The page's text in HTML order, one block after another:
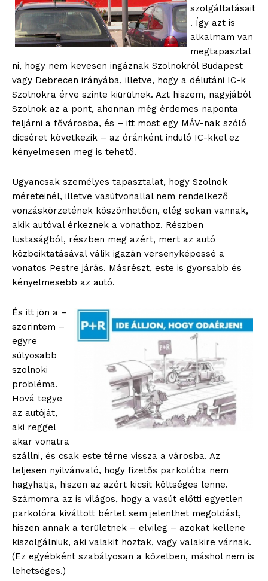
szolgáltatásait
. Így azt is
alkalmam van
megtapasztal
ni, hogy nem kevesen ingáznak Szolnokról Budapest
vagy Debrecen irányába, illetve, hogy a délutáni IC-k
Szolnokra érve szinte kiürülnek. Azt hiszem, nagyjából
Szolnok az a pont, ahonnan még érdemes naponta
feljárni a fővárosba, és – itt most egy MÁV-nak szóló
dicséret következik – az óránként induló IC-kkel ez
kényelmesen meg is tehető.
Ugyancsak személyes tapasztalat, hogy Szolnok
méreteinél, illetve vasútvonallal nem rendelkező
vonzáskörzetének köszönhetően, elég sokan vannak,
akik autóval érkeznek a vonathoz. Részben
lustaságból, részben meg azért, mert az autó
közbeiktatásával válik igazán versenyképessé a
vonatos Pestre járás. Másrészt, este is gyorsabb és
kényelmesebb az autó.
És itt jön a –
szerintem –
egyre
súlyosabb
szolnoki
probléma.
Hová tegye
az autóját,
aki reggel
akar vonatra
szállni, és csak este térne vissza a városba. Az
teljesen nyilvánvaló, hogy fizetős parkolóba nem
hagyhatja, hiszen az azért kicsit költséges lenne.
Számomra az is világos, hogy a vasút előtti egyetlen
parkolóra kiváltott bérlet sem jelenthet megoldást,
hiszen annak a területnek – elvileg – azokat kellene
kiszolgálniuk, aki valakit hoztak, vagy valakire várnak.
(Ez egyébként szabályosan a közelben, máshol nem is
lehetséges.)